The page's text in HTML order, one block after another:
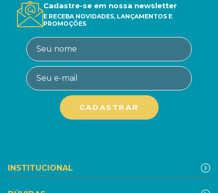
Cadastre-se em nossa newsletter
E RECEBA NOVIDADES, LANÇAMENTOS E
PROMOÇÕES
INSTITUCIONAL